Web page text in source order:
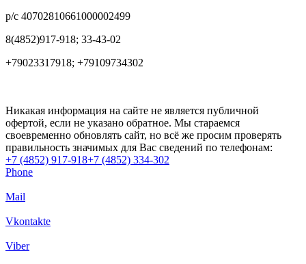
р/с 40702810661000002499
8(4852)917-918; 33-43-02
+79023317918; +79109734302
Никакая информация на сайте не является публичной
офертой, если не указано обратное. Мы стараемся
своевременно обновлять сайт, но всё же просим проверять
правильность значимых для Вас сведений по телефонам:
+7 (4852) 917-918+7 (4852) 334-302
Phone
Mail
Vkontakte
Viber